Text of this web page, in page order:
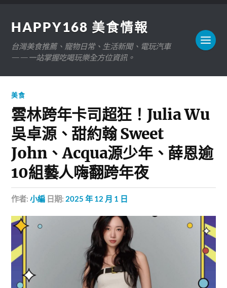
HAPPY168 美食情報
台灣美食推薦、寵物日常、生活新聞、電玩汽車
——一站掌握吃喝玩樂全方位資訊。
美食
雲林跨年卡司超狂！Julia Wu
吳卓源、甜約翰 Sweet
John、Acqua源少年、薛恩逾
10組藝人嗨翻跨年夜
作者:小編 日期: 2025 年 12 月 1 日